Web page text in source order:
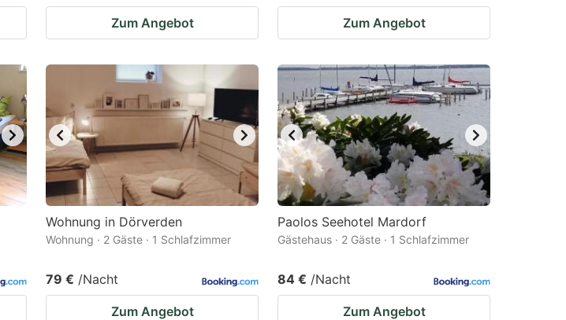
Zum Angebot Zum Angebot
Wohnung in Dörverden
Wohnung · 2 Gäste · 1 Schlafzimmer
79 € /Nacht
Zum Angebot
Paolos Seehotel Mardorf
Gästehaus · 2 Gäste · 1 Schlafzimmer
84 € /Nacht
Zum Angebot